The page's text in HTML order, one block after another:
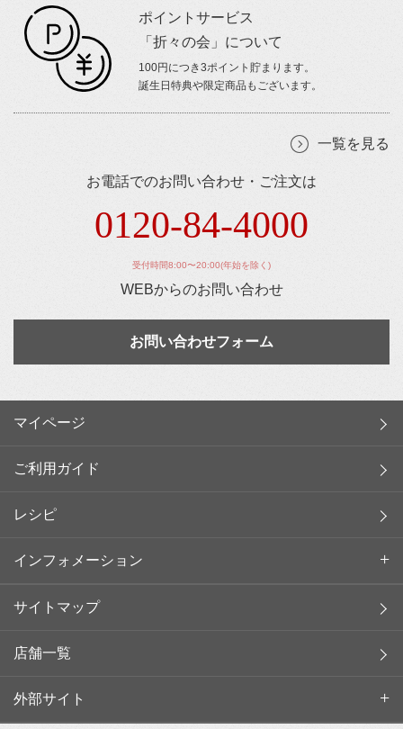
ポイントサービス
「折々の会」について
100円につき3ポイント貯まります。
誕生日特典や限定商品もございます。
一覧を見る
お電話でのお問い合わせ・ご注文は
0120-84-4000
受付時間8:00〜20:00(年始を除く)
WEBからのお問い合わせ
お問い合わせフォーム
マイページ
ご利用ガイド
レシピ
インフォメーション
サイトマップ
店舗一覧
外部サイト